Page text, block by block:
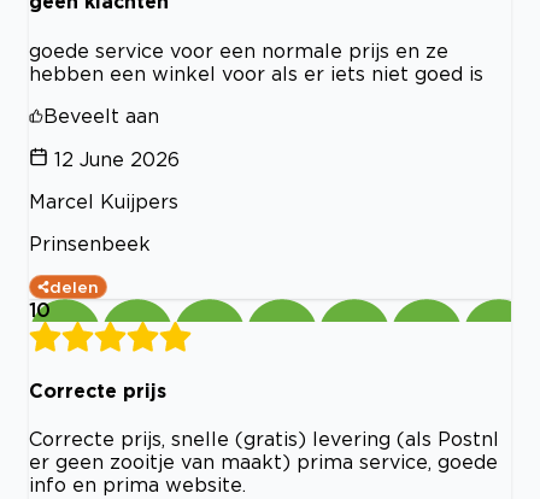
goede service voor een normale prijs en ze
hebben een winkel voor als er iets niet goed is
Beveelt aan
12 June 2026
Marcel Kuijpers
Prinsenbeek
delen
10
Correcte prijs
Correcte prijs, snelle (gratis) levering (als Postnl
er geen zooitje van maakt) prima service, goede
info en prima website.